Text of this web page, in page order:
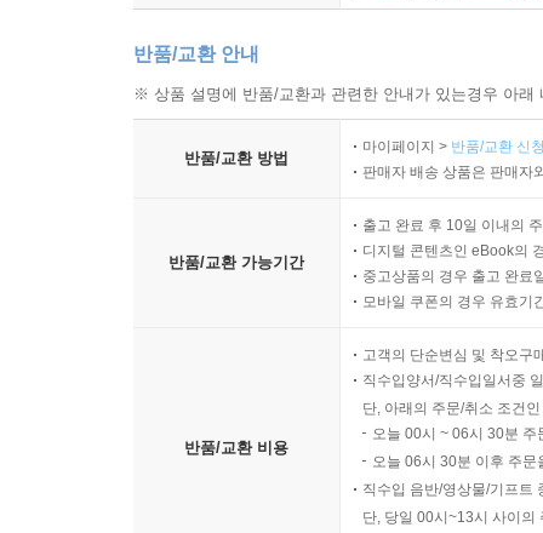
반품/교환 안내
※ 상품 설명에 반품/교환과 관련한 안내가 있는경우 아
반품/교환 방법
마이페이지 > 반품/교환 신
판매자 배송 상품은 판매자
반품/교환 가능기간
출고 완료 후 10일 이내의
디지털 콘텐츠인 eBook의
중고상품의 경우 출고 완료
모바일 쿠폰의 경우 유효기
반품/교환 비용
고객의 단순변심 및 착오구
직수입양서/직수입일서중
단, 아래의 주문/취소 조건
오늘 00시 ~ 06시 30분
오늘 06시 30분 이후 주
직수입 음반/영상물/기프트
단, 당일 00시~13시 사이의